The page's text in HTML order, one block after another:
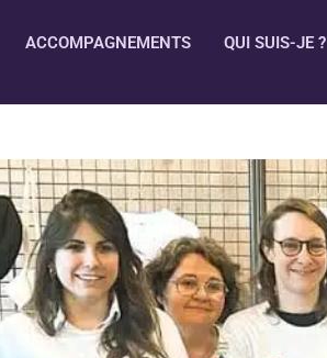
ACCOMPAGNEMENTS QUI SUIS-JE ?